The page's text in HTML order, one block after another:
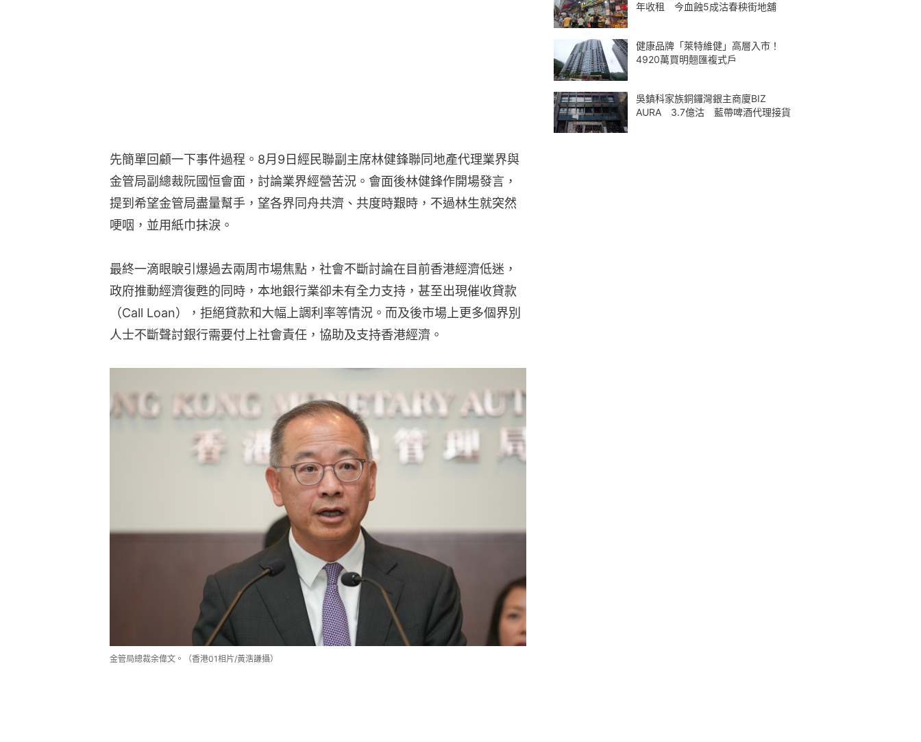
先簡單回顧一下事件過程。8月9日經民聯副主席林健鋒聯同地產代理業界與
金管局副總裁阮國恒會面，討論業界經營苦況。會面後林健鋒作開場發言，
提到希望金管局盡量幫手，望各界同舟共濟、共度時艱時，不過林生就突然
哽咽，並用紙巾抹淚。
最終一滴眼睙引爆過去兩周市場焦點，社會不斷討論在目前香港經濟低迷，
政府推動經濟復甦的同時，本地銀行業卻未有全力支持，甚至出現催收貸款
（Call Loan），拒絕貸款和大幅上調利率等情況。而及後市場上更多個界別
人士不斷聲討銀行需要付上社會責任，協助及支持香港經濟。
金管局總裁余偉文。（香港01相片/黃浩謙攝）
年收租 今血蝕5成沽春秧街地舖
健康品牌「萊特維健」高層入市！
4920萬買明翹匯複式戶
吳鎮科家族銅鑼灣銀主商廈BIZ
AURA 3.7億沽 藍帶啤酒代理接貨